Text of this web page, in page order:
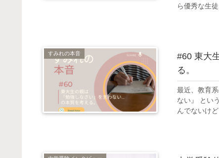
ら優秀な生徒
すみれの本音
#60 東大
る。
最近、教育
ない』 とい
んでないけ